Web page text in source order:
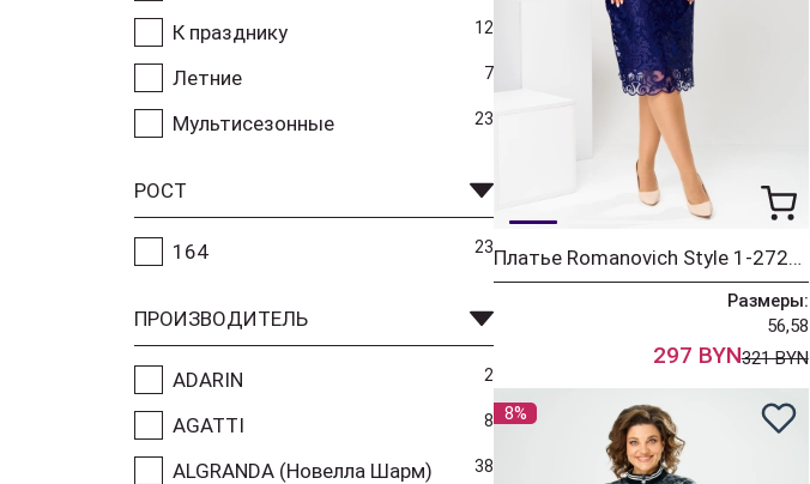
К празднику 12
Летние 7
Мультисезонные 23
РОСТ
164 23
ПРОИЗВОДИТЕЛЬ
ADARIN 2
AGATTI 8
ALGRANDA (Новелла Шарм) 38
Платье Romanovich Style 1-2728 синий-1
Размеры:
56,58
297 BYN321 BYN
8%